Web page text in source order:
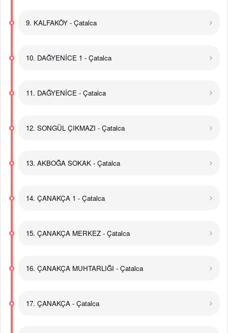
9. KALFAKÖY - Çatalca
10. DAĞYENİCE 1 - Çatalca
11. DAĞYENİCE - Çatalca
12. SONGÜL ÇIKMAZI - Çatalca
13. AKBOĞA SOKAK - Çatalca
14. ÇANAKÇA 1 - Çatalca
15. ÇANAKÇA MERKEZ - Çatalca
16. ÇANAKÇA MUHTARLIĞI - Çatalca
17. ÇANAKÇA - Çatalca